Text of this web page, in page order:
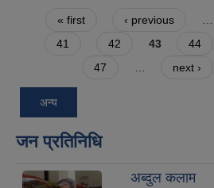
Pages
« first ‹ previous
41
42 43 44
47
next ›
अन्य
जन प्रतिनिधि
अब्दुल कलाम